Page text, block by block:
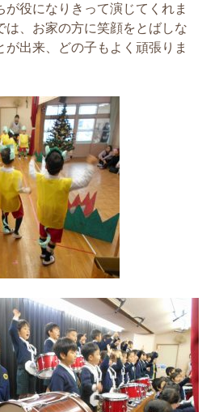
役になりきって演じてくれま
は、お家の方に笑顔をとばしな
が出来、どの子もよく頑張りま